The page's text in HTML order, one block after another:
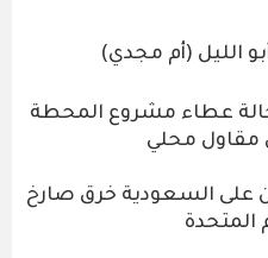
الليل (أم مجدي)
إحالة عطاء مشروع المحطة
مقاول محلي
على السعودية خرق صارخ
المتحدة